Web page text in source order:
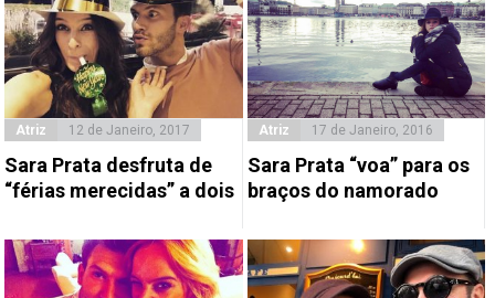
Atriz 12 de Janeiro, 2017
Sara Prata desfruta de
“férias merecidas” a dois
Atriz 17 de Janeiro, 2016
Sara Prata “voa” para os
braços do namorado